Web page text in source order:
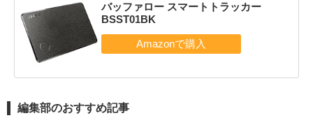
バッファロー スマートトラッカー
BSST01BK
編集部のおすすめ記事